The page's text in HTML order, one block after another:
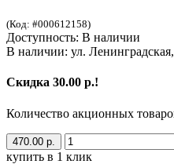
(Код: #000612158)
Доступность: В наличии
В наличии: ул.
Скидка 30.00 р.!
Количество акционных
470.00 р.
купить в 1 клик